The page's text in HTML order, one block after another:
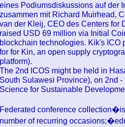
eines Podiumsdiskussions auf der
zusammen mit Richard Muirhead,
van der Kleij, CEO des Centers for
raised USD 69 million via Initial
blockchain technologies. Kik's ICO
for for Kin, an open supply
platform).
The 2nd ICOS might be held in
South Sulawesi Province), on 2nd
Science for Sustainable
Federated conference
number of recurring